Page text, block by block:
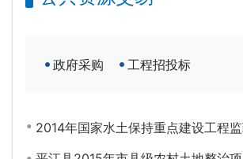
政府采购 工程招投标
2014年国家水土保持重点建设工程监理服务单一来